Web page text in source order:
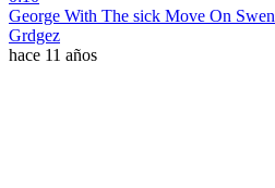
George With The sick Move On Swen
Grdgez
hace 11 años